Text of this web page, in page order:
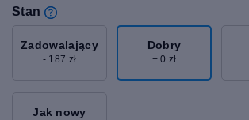
Stan
Zadowalający
- 187 zł
Dobry
+ 0 zł
Jak nowy